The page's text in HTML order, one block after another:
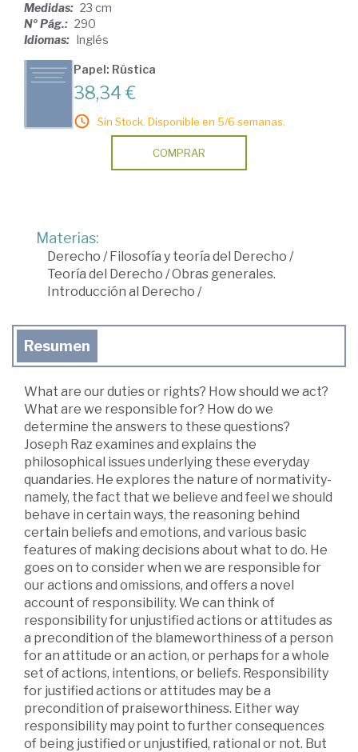
Medidas: 23 cm
Nº Pág.: 290
Idiomas: Inglés
Papel: Rústica
38,34 €
Sin Stock. Disponible en 5/6 semanas.
COMPRAR
Materias:
Derecho / Filosofía y teoría del Derecho /
Teoría del Derecho /Obras generales.
Introducción al Derecho /
Resumen
What are our duties or rights? How should we act?
What are we responsible for? How do we
determine the answers to these questions?
Joseph Raz examines and explains the
philosophical issues underlying these everyday
quandaries. He explores the nature of normativity-
namely, the fact that we believe and feel we should
behave in certain ways, the reasoning behind
certain beliefs and emotions, and various basic
features of making decisions about what to do. He
goes on to consider when we are responsible for
our actions and omissions, and offers a novel
account of responsibility. We can think of
responsibility for unjustified actions or attitudes as
a precondition of the blameworthiness of a person
for an attitude or an action, or perhaps for a whole
set of actions, intentions, or beliefs. Responsibility
for justified actions or attitudes may be a
precondition of praiseworthiness. Either way
responsibility may point to further consequences
of being justified or unjustified, rational or not. But